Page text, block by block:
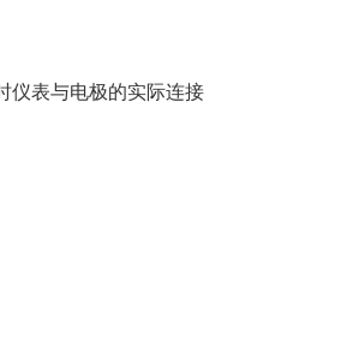
仪表与电极的实际连接